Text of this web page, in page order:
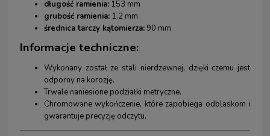
długość ramienia: 153 mm
grubość ramienia: 1,2 mm
średnica tarczy kątomierza:90 mm
Informacje techniczne:
Wykonany został ze stali nierdzewnej, dzięki czemu jest
odporny na korozję.
Trwale naniesione podziałki metryczne.
Chromowane wykończenie, które zapobiega odblaskom i
gwarantuje precyzję odczytu.